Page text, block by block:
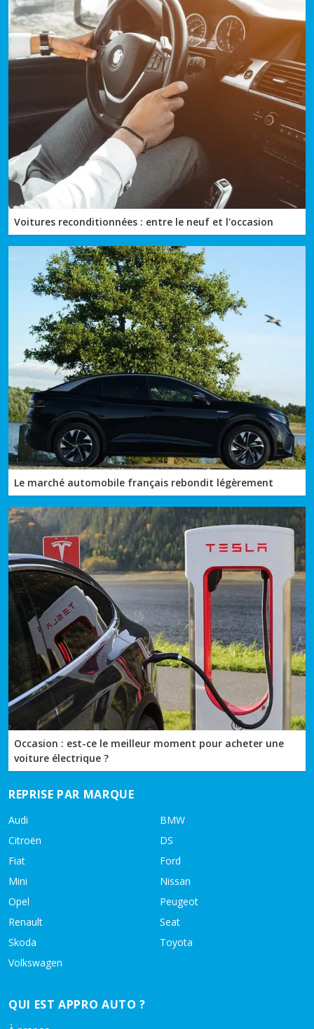
Voitures reconditionnées : entre le neuf et l'occasion
Le marché automobile français rebondit légèrement
Occasion : est-ce le meilleur moment pour acheter une
voiture électrique ?
REPRISE PAR MARQUE
Audi
BMW
Citroën
DS
Fiat
Ford
Mini
Nissan
Opel
Peugeot
Renault
Seat
Skoda
Toyota
Volkswagen
QUI EST APPRO AUTO ?